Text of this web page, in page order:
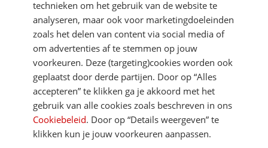
DIRECT NAAR
MEER ACSI FREELIFE
technieken om het gebruik van de website te
analyseren, maar ook voor marketingdoeleinden
zoals het delen van content via social media of
om advertenties af te stemmen op jouw
voorkeuren. Deze (targeting)cookies worden ook
geplaatst door derde partijen. Door op “Alles
accepteren” te klikken ga je akkoord met het
gebruik van alle cookies zoals beschreven in ons
Cookiebeleid. Door op “Details weergeven” te
klikken kun je jouw voorkeuren aanpassen.